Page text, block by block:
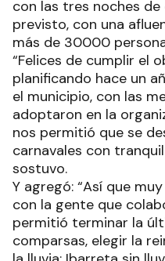
con las tres noches
previsto, con una
más de 30000
“Felices de cumplir el
planificando hace un
el municipio, con las
adoptaron en la
nos permitió que se
carnavales con
sostuvo.
Y agregó: “Así que
con la gente que
permitió terminar la
comparsas, elegir la